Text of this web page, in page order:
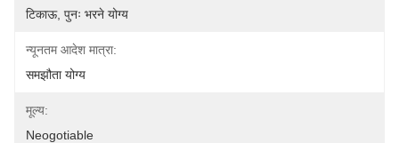
टिकाऊ, पुनः भरने योग्य
न्यूनतम आदेश मात्रा:
समझौता योग्य
मूल्य:
Neogotiable